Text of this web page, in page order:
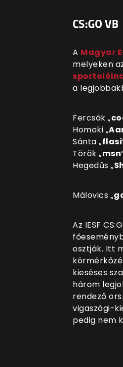
CS:GO VB
A Magyar
melyeken
a
Fercsák „
Homoki „
Sánta „flasi
Török „msn
Hegedűs „
Málovics „
Az IESF
osztják. Itt
kieséses
három
rendező
vigaszági-
pedig nem